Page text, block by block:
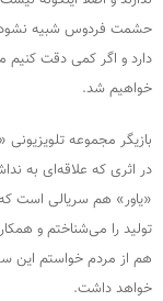
حشمت فردوس شبیه نشود
دارد و اگر کمی دقت
خواهیم شد.
بازیگر مجموعه
در اثری که علاقه‌ای به
«یاور» هم سریالی است
تولید را می‌شناختم و
هم از مردم خواستم این
خواهد داشت.